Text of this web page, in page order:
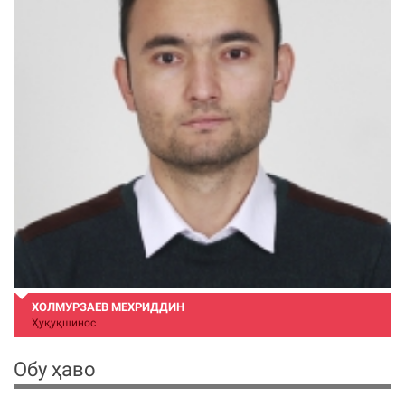
ХОЛМУРЗАЕВ МЕХРИДДИН
Ҳуқуқшинос
Обу ҳаво